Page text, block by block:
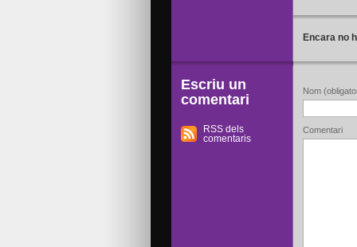
Encara no
Escriu un
comentari
RSS dels
comentaris
Nom
Comentari